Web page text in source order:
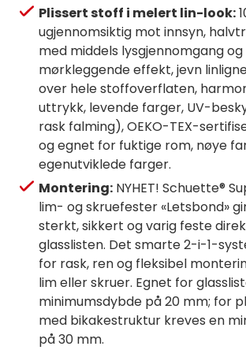
Plissert stoff i melert lin-look:
ugjennomsiktig mot innsyn,
med middels lysgjennomgang
mørkleggende effekt, jevn
over hele stoffoverflaten,
uttrykk, levende farger, UV-
rask falming), OEKO-TEX-
og egnet for fuktige rom, nøye
egenutviklede farger.
Montering: NYHET! Schuette®
lim- og skruefester «Letsbond»
sterkt, sikkert og varig feste
glasslisten. Det smarte 2-i-1-
for rask, ren og fleksibel
lim eller skruer. Egnet for
minimumsdybde på 20 mm; for
med bikakestruktur kreves en
på 30 mm.